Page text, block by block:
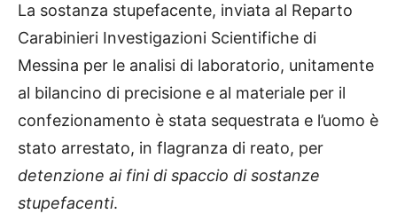
La sostanza stupefacente, inviata al Reparto
Carabinieri Investigazioni Scientifiche di
Messina per le analisi di laboratorio, unitamente
al bilancino di precisione e al materiale per il
confezionamento è stata sequestrata e l’uomo è
stato arrestato, in flagranza di reato, per
detenzione ai fini di spaccio di sostanze
stupefacenti.